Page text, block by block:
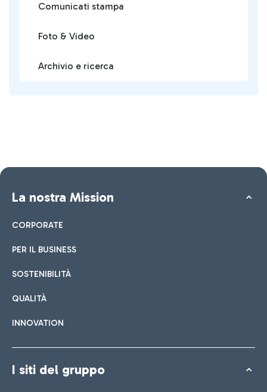
Comunicati stampa
Foto & Video
Archivio e ricerca
La nostra Mission
CORPORATE
PER IL BUSINESS
SOSTENIBILITÀ
QUALITÀ
INNOVATION
I siti del gruppo